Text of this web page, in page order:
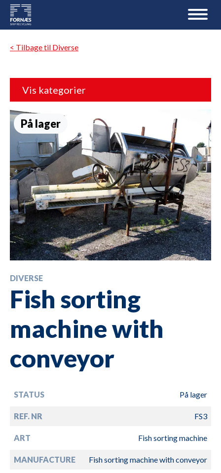
< Tilbage til Diverse
Vis kategorier
På lager
DIVERSE
Fish sorting
machine with
conveyor
STATUS På lager
REF. NR FS3
ART Fish sorting machine
MANUFACTURE Fish sorting machine with conveyor